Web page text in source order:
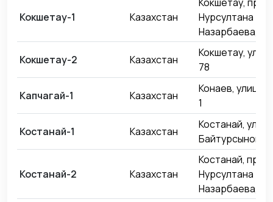
Кокшетау-1 Казахстан
Нурсултана
Назарбаева, 51
Кокшетау-2 Казахстан
Кокшетау,
78
Капчагай-1 Казахстан
Конаев, улица
1
Костанай-1 Казахстан
Костанай,
Байтурсынова,
Костанай-2 Казахстан
Костанай,
Нурсултана
Назарбаева,